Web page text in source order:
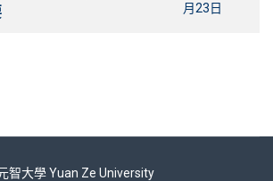
月23日
智大學 Yuan Ze University